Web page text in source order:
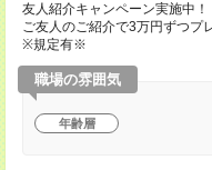
友人紹介キャンペーン実施中！
ご友人のご紹介で3万円ずつプ
※規定有※
職場の雰囲気
年齢層